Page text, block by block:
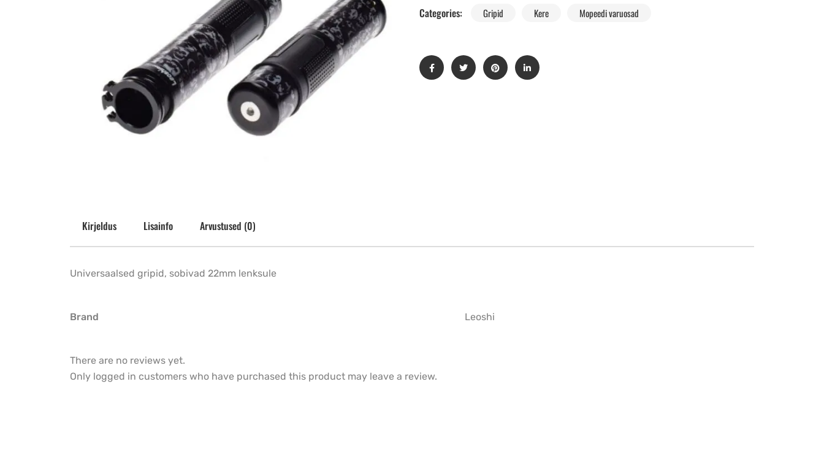
Categories: Gripid Kere Mopeedi varuosad
Kirjeldus Lisainfo Arvustused (0)
Universaalsed gripid, sobivad 22mm lenksule
Brand Leoshi
There are no reviews yet.
Only logged in customers who have purchased this product may leave a review.